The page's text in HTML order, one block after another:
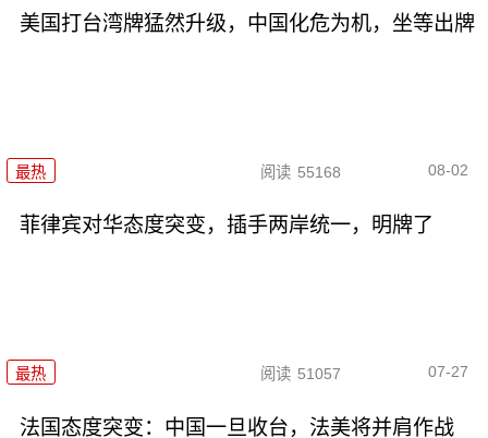
美国打台湾牌猛然升级，中国化危为机，坐等出牌
最热 阅读 55168 08-02
菲律宾对华态度突变，插手两岸统一，明牌了
最热 阅读 51057 07-27
法国态度突变：中国一旦收台，法美将并肩作战